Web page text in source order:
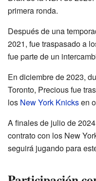
primera ronda.
Después de una
2021, fue traspasado a
fue parte de un
En diciembre de 2023,
Toronto, Precious fue
los New York Knicksen
A finales de julio de
contrato con los New
seguirá jugando para